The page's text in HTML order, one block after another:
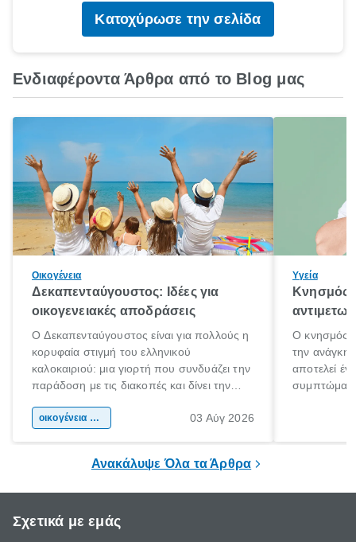
Κατοχύρωσε την σελίδα
Ενδιαφέροντα Άρθρα από το Blog μας
Οικογένεια
Δεκαπενταύγουστος: Ιδέες για
οικογενειακές αποδράσεις
Ο Δεκαπενταύγουστος είναι για πολλούς η
κορυφαία στιγμή του ελληνικού
καλοκαιριού: μια γιορτή που συνδυάζει την
παράδοση με τις διακοπές και δίνει την
χώρας. Είτε πρόκειται για λίγες μέρες
οικογένεια & παιδί 03 Αύγ 2026
Υγεία
Κνησμός:
Ο κνησμός
την ανάγκη
αποτελεί
Ανακάλυψε Όλα τα Άρθρα
Σχετικά με εμάς